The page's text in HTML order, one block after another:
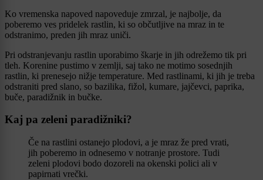
Ko vremenska napoved napoveduje zmrzal, je najbolje, da
poberemo ves pridelek rastlin, ki so občutljive na mraz in te
odstranimo, preden jih mraz uniči.
Pri odstranjevanju rastlin uporabimo škarje in jih odrežemo tik pri
tleh. Korenine pustimo v zemlji, saj tako ne motimo sosednjih
rastlin, ki prenesejo nižje temperature. Med rastlinami, ki jih je treba
odstraniti pred slano, so bazilika, fižol, kumare, jajčevci, paprika,
buče, paradižnik in bučke.
Kaj pa zeleni paradižniki?
Če na rastlini ostanejo plodovi, a je mraz že pred vrati,
jih poberemo in odnesemo v notranje prostore. Tudi
zeleni plodovi bodo dozoreli na okenski polici ali v
papirnati vrečki.